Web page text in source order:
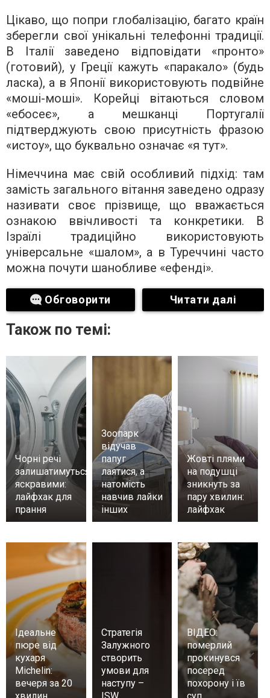
Цікаво, що попри глобалізацію, багато країн
зберегли свої унікальні телефонні традиції.
В Італії заведено відповідати «пронто»
(готовий), у Греції кажуть «паракало» (будь
ласка), а в Японії використовують подвійне
«моші-моші». Корейці вітаються словом
«ебосеє», а мешканці Португалії
підтверджують свою присутність фразою
«истоу», що буквально означає «я тут».
Німеччина має свій особливий підхід: там
замість загального вітання заведено одразу
називати своє прізвище, що вважається
ознакою ввічливості та конкретики. В
Ізраїлі традиційно використовують
універсальне «шалом», а в Туреччині часто
можна почути шанобливе «ефенді».
Обговорити Читати далі
Також по темі:
Чорні речі
залишатимуться
яскравими:
лайфхак для
прання
Зоопарк
відучав
папуг
лаятися, а
натомість
навчив лайки
інших
Жовті плями
на подушці
зникнуть за
пару хвилин:
лайфхак
Ідеальне
пюре від
кухаря
Michelin:
вечеря за 20
Стратегія
Залужного
створить
умови для
наступу –
ВІДЕО:
померлий
прокинувся
посеред
похорону і їв